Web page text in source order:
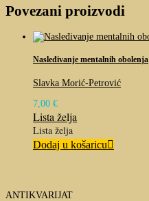
Povezani proizvodi
Nasleđivanje mentalnih obolenja
Slavka Morić-Petrović
7,00 €
Lista želja
Lista želja
Dodaj u košaricu
ANTIKVARIJAT